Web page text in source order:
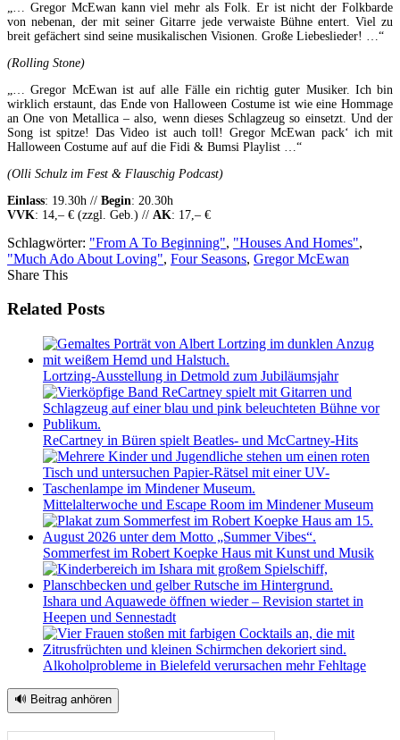
„… Gregor McEwan kann viel mehr als Folk. Er ist nicht der Folkbarde
von nebenan, der mit seiner Gitarre jede verwaiste Bühne entert. Viel zu
breit gefächert sind seine musikalischen Visionen. Große Liebeslieder! …“
(Rolling Stone)
„… Gregor McEwan ist auf alle Fälle ein richtig guter Musiker. Ich bin
wirklich erstaunt, das Ende von Halloween Costume ist wie eine Hommage
an One von Metallica – also, wenn dieses Schlagzeug so einsetzt. Und der
Song ist spitze! Das Video ist auch toll! Gregor McEwan pack‘ ich mit
Halloween Costume auf auf die Fidi & Bumsi Playlist …“
(Olli Schulz im Fest & Flauschig Podcast)
Einlass: 19.30h // Begin: 20.30h
VVK: 14,– € (zzgl. Geb.) // AK: 17,– €
Schlagwörter: "From A To Beginning", "Houses And Homes",
"Much Ado About Loving", Four Seasons, Gregor McEwan
Share This
Related Posts
Lortzing-Ausstellung in Detmold zum Jubiläumsjahr
ReCartney in Büren spielt Beatles- und McCartney-Hits
Mittelalterwoche und Escape Room im Mindener Museum
Sommerfest im Robert Koepke Haus mit Kunst und Musik
Ishara und Aquawede öffnen wieder – Revision startet in
Heepen und Sennestadt
Alkoholprobleme in Bielefeld verursachen mehr Fehltage
🔊 Beitrag anhören